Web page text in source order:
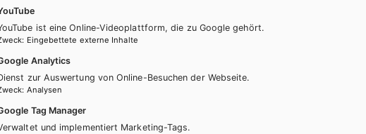
ist eine Online-Videoplattform, die zu Google gehört.
: Eingebettete externe Inhalte
Analytics
zur Auswertung von Online-Besuchen der Webseite.
: Analysen
Tag Manager
und implementiert Marketing-Tags.